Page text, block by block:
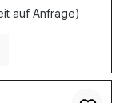
auf Anfrage)